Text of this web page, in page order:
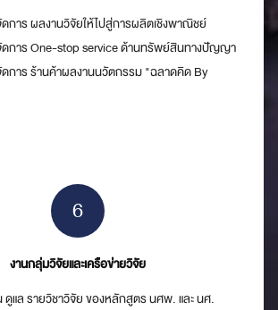
ดการ ผลงานวิจัยให้ไปสู่การผลิตเชิงพาณิชย์
ดการ One-stop service ด้านทรัพย์สินทางปัญญา
ดการ ร้านค้าผลงานนวัตกรรม "ฉลาดคิด By
6
งานกลุ่มวิจัยและเครือข่ายวิจัย
ดูแล รายวิชาวิจัย ของหลักสูตร นศพ. และ นศ.